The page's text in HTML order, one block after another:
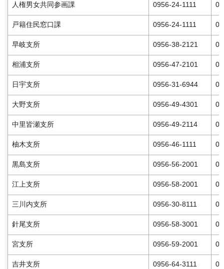
人権男女共同参画課 0956-24-1111
戸籍住民窓口課 0956-24-1111
早岐支所 0956-38-2121
相浦支所 0956-47-2101
日宇支所 0956-31-6944
大野支所 0956-49-4301
中里皆瀬支所 0956-49-2114
柚木支所 0956-46-1111
黒島支所 0956-56-2001
江上支所 0956-58-2001
三川内支所 0956-30-8111
針尾支所 0956-58-3001
宮支所 0956-59-2001
吉井支所 0956-64-3111